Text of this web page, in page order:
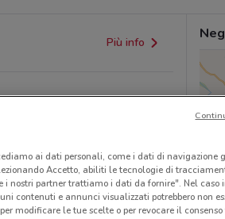
Più info
ai dati personali, come i dati di navigazione
Accetto, abiliti le tecnologie di
i nostri partner trattiamo i dati da fornire". Nel caso
contenuti e annunci visualizzati potrebbero non
modificare le tue scelte o per revocare il